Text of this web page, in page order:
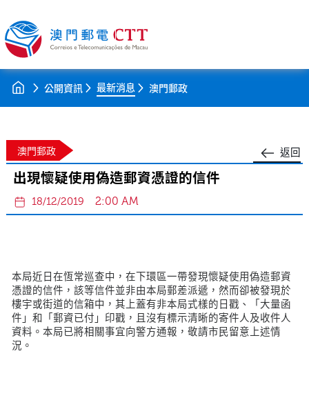
公開資訊 最新消息 澳門郵政
返回
澳門郵政
出現懷疑使用偽造郵資憑證的信件
18/12/2019 2:00 AM
本局近日在恆常巡查中，在下環區一帶發現懷疑使用偽造郵資
憑證的信件，該等信件並非由本局郵差派遞，然而卻被發現於
樓宇或街道的信箱中，其上蓋有非本局式樣的日戳、「大量函
件」和「郵資已付」印戳，且沒有標示清晰的寄件人及收件人
資料。本局已將相關事宜向警方通報，敬請市民留意上述情
況。